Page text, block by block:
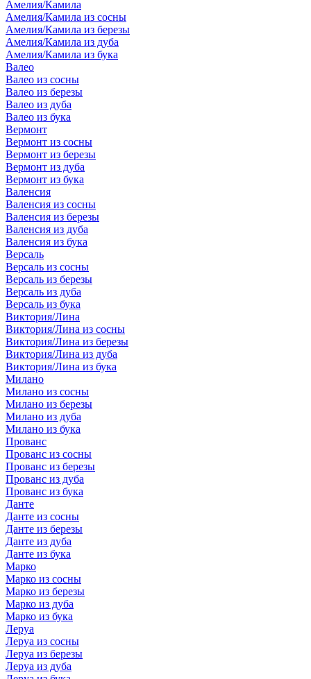
Амелия/Камила
Амелия/Камила из сосны
Амелия/Камила из березы
Амелия/Камила из дуба
Амелия/Камила из бука
Валео
Валео из сосны
Валео из березы
Валео из дуба
Валео из бука
Вермонт
Вермонт из сосны
Вермонт из березы
Вермонт из дуба
Вермонт из бука
Валенсия
Валенсия из сосны
Валенсия из березы
Валенсия из дуба
Валенсия из бука
Версаль
Версаль из сосны
Версаль из березы
Версаль из дуба
Версаль из бука
Виктория/Лина
Виктория/Лина из сосны
Виктория/Лина из березы
Виктория/Лина из дуба
Виктория/Лина из бука
Милано
Милано из сосны
Милано из березы
Милано из дуба
Милано из бука
Прованс
Прованс из сосны
Прованс из березы
Прованс из дуба
Прованс из бука
Данте
Данте из сосны
Данте из березы
Данте из дуба
Данте из бука
Марко
Марко из сосны
Марко из березы
Марко из дуба
Марко из бука
Леруа
Леруа из сосны
Леруа из березы
Леруа из дуба